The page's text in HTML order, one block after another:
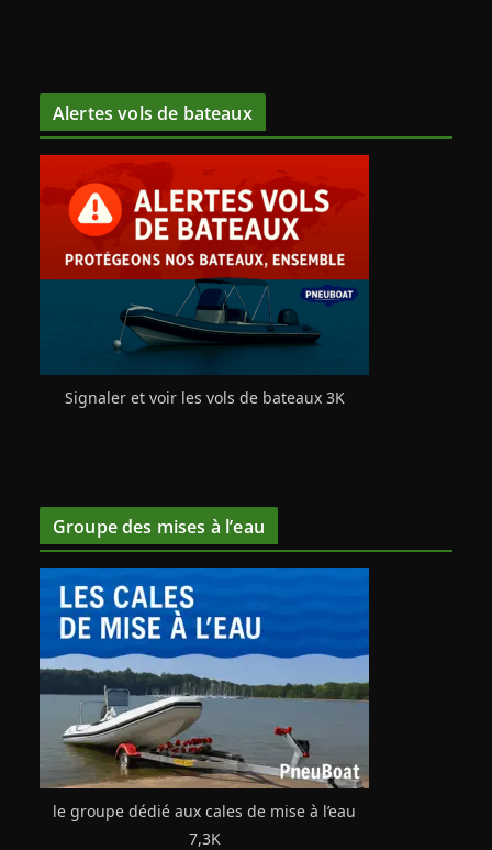
Alertes vols de bateaux
Signaler et voir les vols de bateaux 3K
Groupe des mises à l’eau
le groupe dédié aux cales de mise à l’eau
7,3K